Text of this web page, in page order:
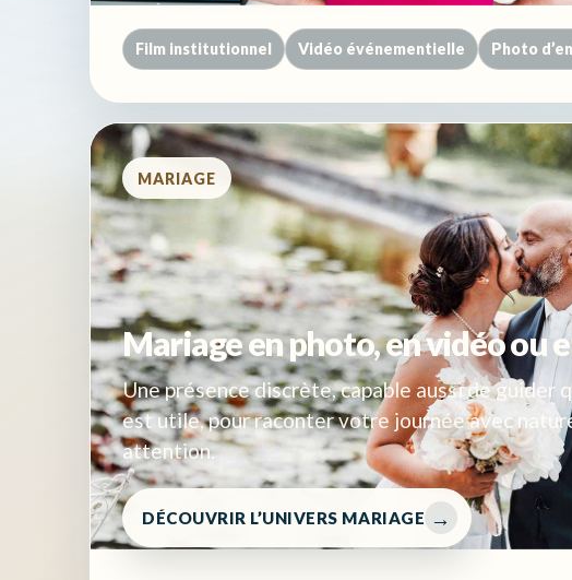
ACCÈS DIRECTS
Film institutionnel Vidéo événementielle Photo
MARIAGE
Mariage en photo, en vidéo ou
Une présence discrète, capable aussi de guider
est utile, pour raconter votre journée avec
attention.
DÉCOUVRIR L’UNIVERS MARIAGE